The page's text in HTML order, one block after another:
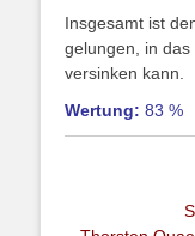
Insgesamt ist
gelungen, in das
versinken kann.
Wertung: 83 %